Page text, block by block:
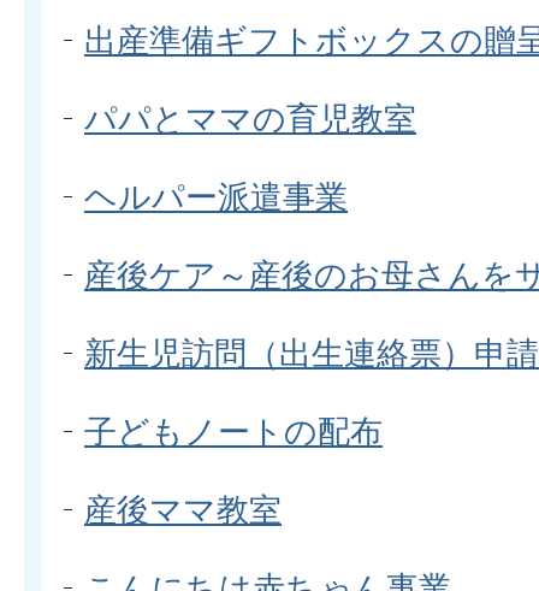
出産準備ギフトボックスの贈
パパとママの育児教室
ヘルパー派遣事業
産後ケア～産後のお母さんを
新生児訪問（出生連絡票）申請
子どもノートの配布
産後ママ教室